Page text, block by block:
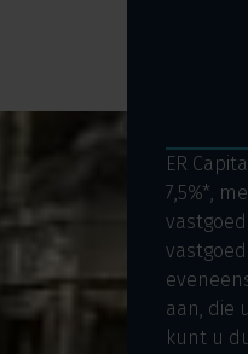
ER
7,5%*,
aan, die
kunt u